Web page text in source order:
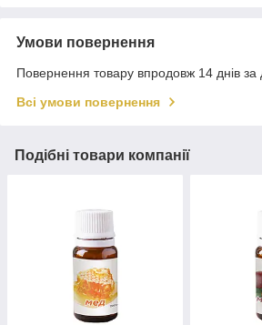
Умови повернення
Повернення товару впродовж 14 днів за
Всі умови повернення
Подібні товари компанії